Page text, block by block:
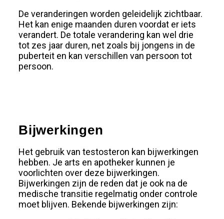
De veranderingen worden geleidelijk zichtbaar.
Het kan enige maanden duren voordat er iets
verandert. De totale verandering kan wel drie
tot zes jaar duren, net zoals bij jongens in de
puberteit en kan verschillen van persoon tot
persoon.
Bijwerkingen
Het gebruik van testosteron kan bijwerkingen
hebben. Je arts en apotheker kunnen je
voorlichten over deze bijwerkingen.
Bijwerkingen zijn de reden dat je ook na de
medische transitie regelmatig onder controle
moet blijven. Bekende bijwerkingen zijn: